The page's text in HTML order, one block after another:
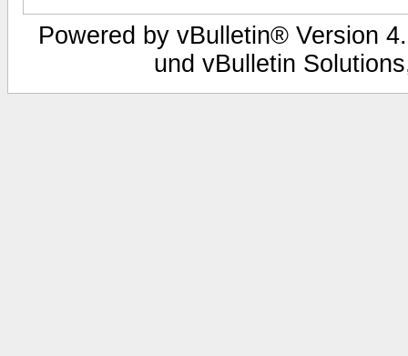
Powered by vBulletin® Version
und vBulletin